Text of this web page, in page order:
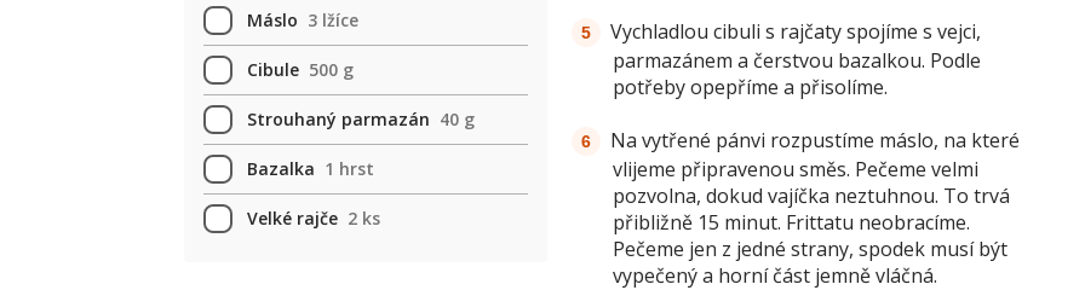
Máslo 3 lžíce
Cibule 500 g
Strouhaný parmazán 40 g
Bazalka 1 hrst
Velké rajče 2 ks
Vychladlou cibuli s rajčaty spojíme s vejci,
parmazánem a čerstvou bazalkou. Podle
potřeby opepříme a přisolíme.
Na vytřené pánvi rozpustíme máslo, na které
vlijeme připravenou směs. Pečeme velmi
pozvolna, dokud vajíčka neztuhnou. To trvá
přibližně 15 minut. Frittatu neobracíme.
Pečeme jen z jedné strany, spodek musí být
vypečený a horní část jemně vláčná.